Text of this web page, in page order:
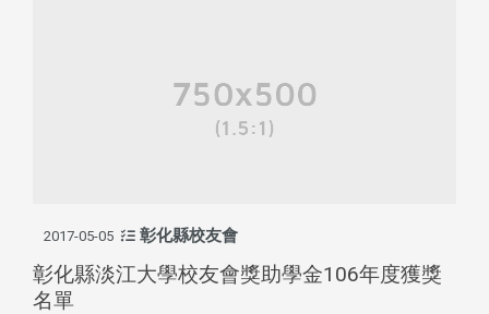
2017-05-05 彰化縣校友會
彰化縣淡江大學校友會獎助學金106年度獲獎
名單